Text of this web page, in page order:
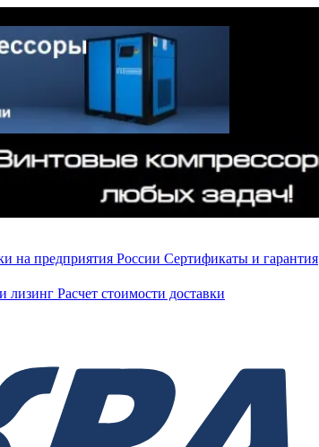
на предприятия России Сертификаты и гарантия
лизинг Расчет стоимости доставки